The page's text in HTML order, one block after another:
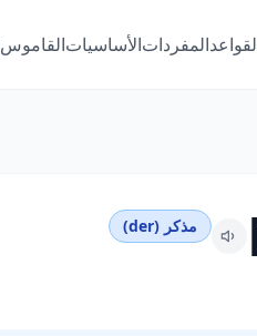
المفرداتالأساسياتالقاموس
مذكر (der)